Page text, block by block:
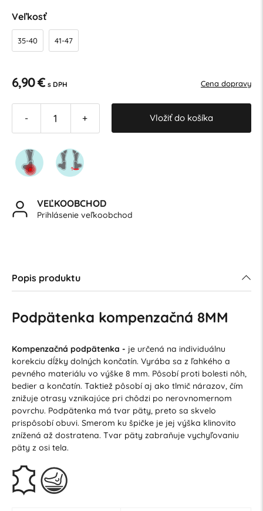
Veľkosť
35-40 41-47
6,90 € s DPH Cena dopravy
- + Vložiť do košíka
VEĽKOOBCHOD
Prihlásenie veľkoobchod
Popis produktu
Podpätenka kompenzačná 8MM
Kompenzačná podpätenka - je určená na individuálnu
korekciu dĺžky dolných končatín. Vyrába sa z ľahkého a
pevného materiálu vo výške 8 mm. Pôsobí proti bolesti nôh,
bedier a končatín. Taktiež pôsobí aj ako tlmič nárazov, čím
znižuje otrasy vznikajúce pri chôdzi po nerovnomernom
povrchu. Podpätenka má tvar päty, preto sa skvelo
prispôsobí obuvi. Smerom ku špičke je jej výška klinovito
znížená až dostratena. Tvar päty zabraňuje vychyľovaniu
päty z osi tela.